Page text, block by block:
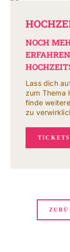
NOCH
Lass dich
zum Thema
finde
zu